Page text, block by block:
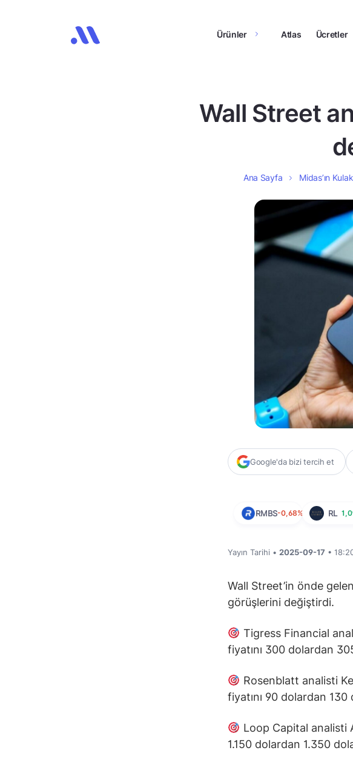
Ürünler Atlas Ücretler
Wall Street
Ana Sayfa Midas’ın
Google'da bizi tercih et
RMBS-0,68% RL
Yayın Tarihi • 2025-09-17 •
Wall Street’in önde
görüşlerini değiştirdi.
Tigress Financial
fiyatını 300 dolardan
Rosenblatt analisti
fiyatını 90 dolardan
Loop Capital analisti
1.150 dolardan 1.350